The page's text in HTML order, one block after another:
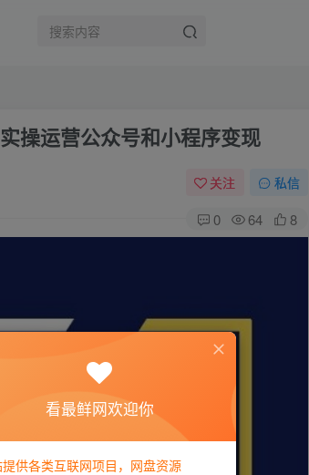
操运营公众号和小程序变现
关注 私信
0 64 8
看最鲜网欢迎你
供各类互联网项目，网盘资源